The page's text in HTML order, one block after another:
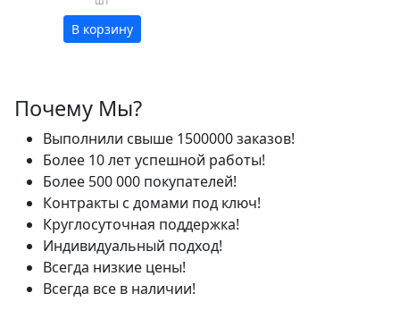
В корзину
Почему Мы?
Выполнили свыше 1500000 заказов!
Более 10 лет успешной работы!
Более 500 000 покупателей!
Контракты с домами под ключ!
Круглосуточная поддержка!
Индивидуальный подход!
Всегда низкие цены!
Всегда все в наличии!